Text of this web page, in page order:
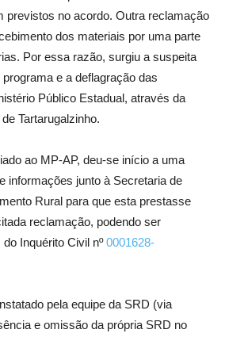
previstos no acordo. Outra reclamação
dos materiais por uma parte
Por essa razão, surgiu a suspeita
e a deflagração das
Público Estadual, através da
Tartarugalzinho.
ao MP-AP, deu-se início a uma
informações junto à Secretaria de
Rural para que esta prestasse
reclamação, podendo ser
Inquérito Civil nº0001628-
pela equipe da SRD (via
e omissão da própria SRD no